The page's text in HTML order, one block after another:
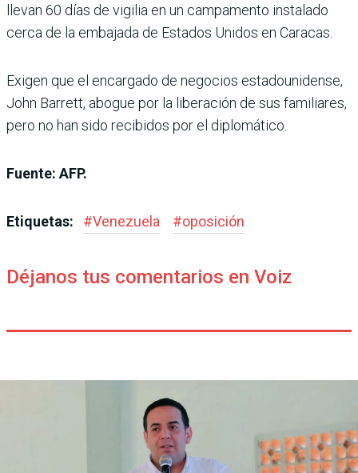
llevan 60 días de vigilia en un campamento instalado
cerca de la embajada de Estados Unidos en Caracas.
Exigen que el encargado de negocios estadounidense,
John Barrett, abogue por la liberación de sus familiares,
pero no han sido recibidos por el diplomático.
Fuente: AFP.
Etiquetas: #Venezuela #oposición
Déjanos tus comentarios en Voiz